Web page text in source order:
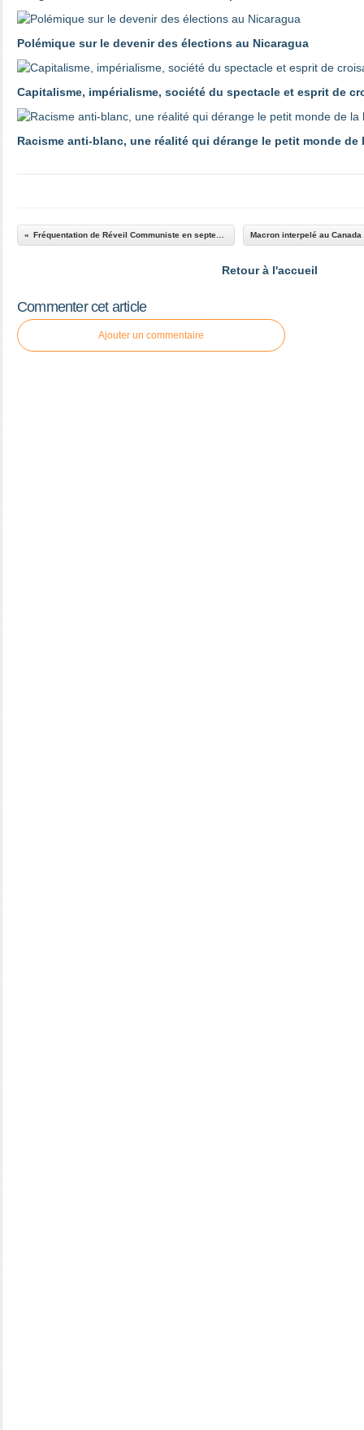
Polémique sur le devenir des élections au Nicaragua
Capitalisme, impérialisme, société du spectacle et esprit de
Racisme anti-blanc, une réalité qui dérange le petit monde
Retour à l'accueil
Commenter cet article
Ajouter un commentaire